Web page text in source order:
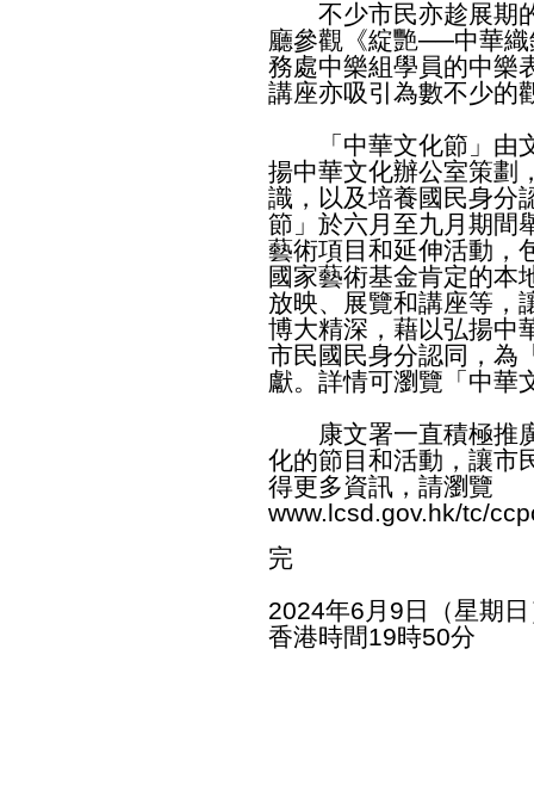
不少市民亦趁展期的
廳參觀《綻艷──中華
務處中樂組學員的中樂
講座亦吸引為數不少的
「中華文化節」由文
揚中華文化辦公室策劃
識，以及培養國民身分
節」於六月至九月期間
藝術項目和延伸活動，
國家藝術基金肯定的本
放映、展覽和講座等，
博大精深，藉以弘揚中
市民國民身分認同，為
獻。詳情可瀏覽「中華
康文署一直積極推廣
化的節目和活動，讓市
得更多資訊，請瀏覽
www.lcsd.gov.hk/tc/
完
2024年6月9日（星期
香港時間19時50分